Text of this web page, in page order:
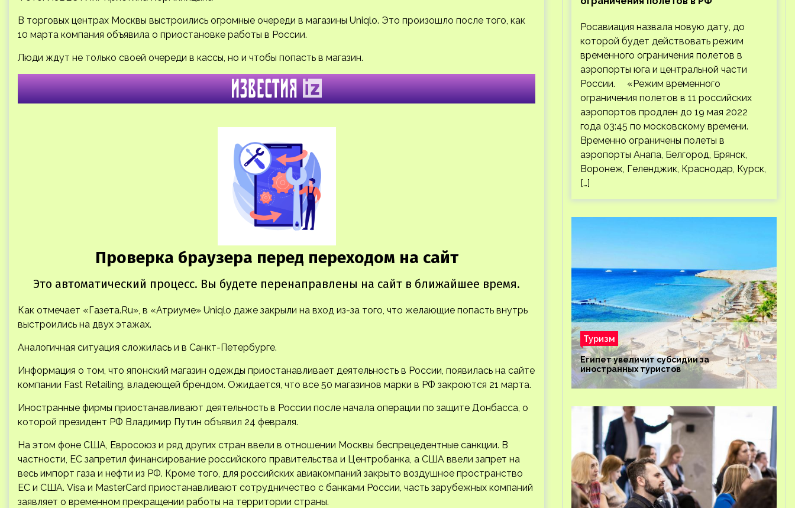
В торговых центрах Москвы выстроились огромные очереди в магазины Uniqlo. Это произошло после того, как
10 марта компания объявила о приостановке работы в России.
Люди ждут не только своей очереди в кассы, но и чтобы попасть в магазин.
Как отмечает «Газета.Ru», в «Атриуме» Uniqlo даже закрыли на вход из-за того, что желающие попасть внутрь
выстроились на двух этажах.
Аналогичная ситуация сложилась и в Санкт-Петербурге.
Информация о том, что японский магазин одежды приостанавливает деятельность в России, появилась на сайте
компании Fast Retailing, владеющей брендом. Ожидается, что все 50 магазинов марки в РФ закроются 21 марта.
Иностранные фирмы приостанавливают деятельность в России после начала операции по защите Донбасса, о
которой президент РФ Владимир Путин объявил 24 февраля.
На этом фоне США, Евросоюз и ряд других стран ввели в отношении Москвы беспрецедентные санкции. В
частности, ЕС запретил финансирование российского правительства и Центробанка, а США ввели запрет на
весь импорт газа и нефти из РФ. Кроме того, для российских авиакомпаний закрыто воздушное пространство
ЕС и США. Visa и MasterCard приостанавливают сотрудничество с банками России, часть зарубежных компаний
заявляет о временном прекращении работы на территории страны.
Росавиация назвала новую дату, до
которой будет действовать режим
временного ограничения полетов в
аэропорты юга и центральной части
России. «Режим временного
ограничения полетов в 11 российских
аэропортов продлен до 19 мая 2022
года 03:45 по московскому времени.
Временно ограничены полеты в
аэропорты Анапа, Белгород, Брянск,
Воронеж, Геленджик, Краснодар, Курск,
[…]
Туризм
Египет увеличит субсидии за
иностранных туристов